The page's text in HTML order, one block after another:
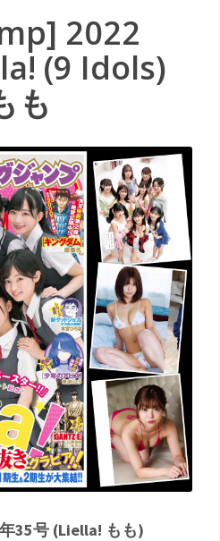
2022
(9 Idols)
も
35号 (Liella! もも)